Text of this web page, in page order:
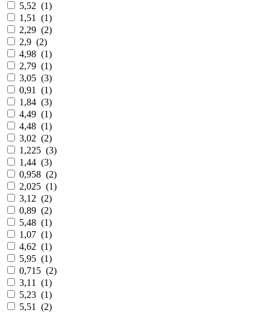
5,52 (1)
1,51
(1)
2,29 (2)
2,9 (2)
4,98 (1)
2,79 (1)
3,05 (3)
0,91
(1)
1,84 (3)
4,49 (1)
4,48 (1)
3,02 (2)
1,225 (3)
1,44 (3)
0,958 (2)
2,025 (1)
3,12 (2)
0,89 (2)
5,48 (1)
1,07 (1)
4,62 (1)
5,95 (1)
0,715 (2)
3,11
(1)
5,23 (1)
5,51
(2)